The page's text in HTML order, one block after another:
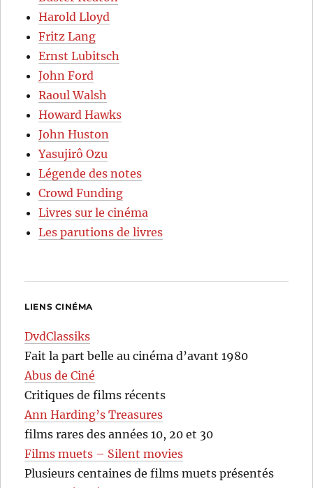
Harold Lloyd
Fritz Lang
Ernst Lubitsch
John Ford
Raoul Walsh
Howard Hawks
John Huston
Yasujirô Ozu
Légende des notes
Crowd Funding
Livres sur le cinéma
Les parutions de livres
LIENS CINÉMA
DvdClassiks
Fait la part belle au cinéma d’avant 1980
Abus de Ciné
Critiques de films récents
Ann Harding’s Treasures
films rares des années 10, 20 et 30
Films muets – Silent movies
Plusieurs centaines de films muets présentés